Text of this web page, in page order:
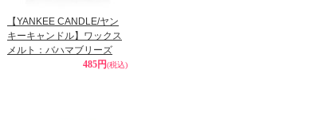
【YANKEE CANDLE/ヤン
キーキャンドル】ワックス
メルト：バハマブリーズ
485円(税込)